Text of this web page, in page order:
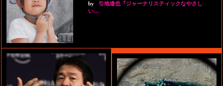
by
引地達也『ジャーナリスティックなやさし
い…